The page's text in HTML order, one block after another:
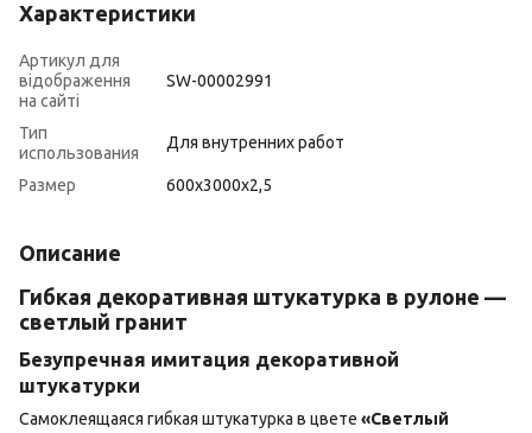
Характеристики
Артикул для
відображення
на сайті
SW-00002991
Тип
использования
Для внутренних работ
Размер 600х3000х2,5
Описание
Гибкая декоративная штукатурка в рулоне —
светлый гранит
Безупречная имитация декоративной
штукатурки
Самоклеящаяся гибкая штукатурка в цвете «Светлый